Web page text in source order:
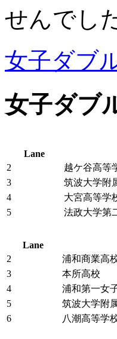
せんでし
女子ダブ
女子ダブ
Lane
2
越ケ谷高等
3
筑波大学附
4
大宮高等学
5
法政大学第
Lane
2
浦和商業高
3
本所高校
4
浦和第一女
5
筑波大学附
6
八潮高等学